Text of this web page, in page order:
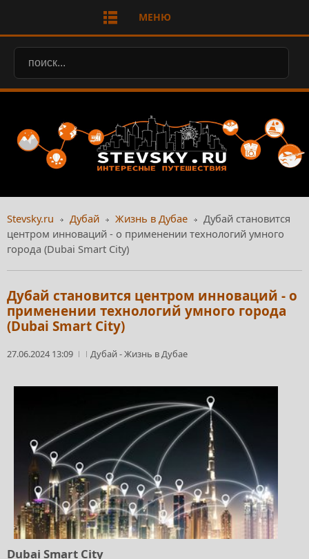
МЕНЮ
Stevsky.ru Дубай Жизнь в Дубае
Дубай становится
центром инноваций - о применении технологий умного
города (Dubai Smart City)
Дубай становится центром инноваций - о
применении технологий умного города
(Dubai Smart City)
27.06.2024 13:09 Дубай-Жизнь в Дубае
Dubai Smart City